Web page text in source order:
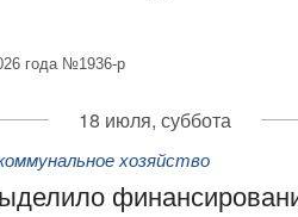
года №1936-р
18 июля, суббота
хозяйство